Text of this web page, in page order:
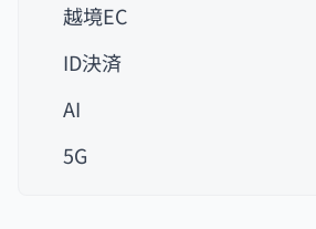
越境EC
ID決済
AI
5G